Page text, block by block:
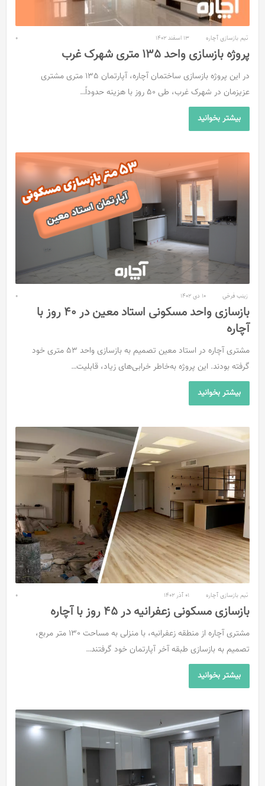
تیم بازسازی آچاره 13 اسفند 1402 0
پروژه بازسازی واحد 135 متری شهرک غرب
در این پروژه بازسازی ساختمان آچاره، آپارتمان 135 متری مشتری
عزیزمان در شهرک غرب، طی 50 روز با هزینه حدوداً…
بیشتر بخوانید
زینب فرخی 10 دی 1402 0
بازسازی واحد مسکونی استاد معین در 40 روز با
آچاره
مشتری آچاره در استاد معین تصمیم به بازسازی واحد 53 متری خود
گرفته بودند. این پروژه به‌خاطر خرابی‌های زیاد، قابلیت…
بیشتر بخوانید
تیم بازسازی آچاره 01 آذر 1402 0
بازسازی مسکونی زعفرانیه در ۴۵ روز با آچاره
مشتری آچاره از منطقه زعفرانیه، با منزلی به مساحت 130 متر مربع،
تصمیم به بازسازی طبقه آخر آپارتمان خود گرفتند…
بیشتر بخوانید